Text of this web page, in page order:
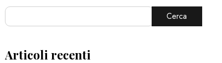
Cerca
Articoli recenti